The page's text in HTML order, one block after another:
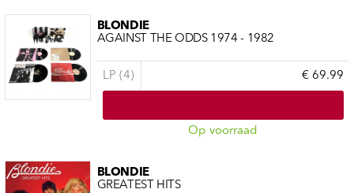
BLONDIE
AGAINST THE ODDS 1974 - 1982
LP (4) € 69.99
Op voorraad
BLONDIE
GREATEST HITS